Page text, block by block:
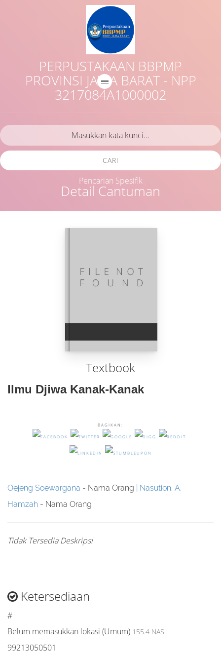
PERPUSTAKAAN BBPMP
PROVINSI JAWA BARAT - NPP
3217084A1000002
Detail Cantuman
CARI
Pencarian Spesifik
Textbook
Ilmu Djiwa Kanak-Kanak
BAGIKAN:
Oejeng Soewargana - Nama Orang
Nasution, A.
Hamzah - Nama Orang
Tidak Tersedia Deskripsi
Ketersediaan
#
Belum memasukkan lokasi (Umum) 155.4 NAS i
99213050501